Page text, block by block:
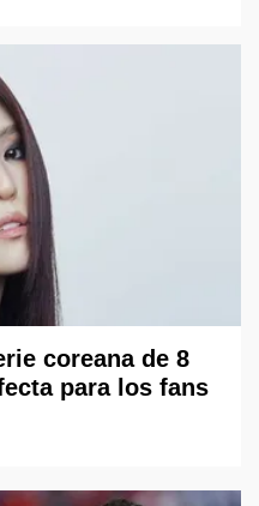
coreana de 8
para los fans